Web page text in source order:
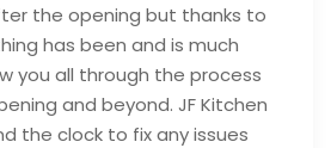
the opening but thanks to
has been and is much
you all through the process
and beyond. JF Kitchen
the clock to fix any issues